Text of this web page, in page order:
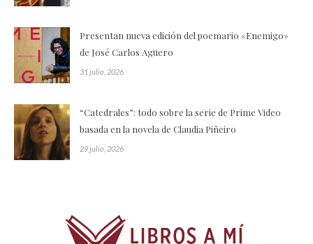
Presentan nueva edición del poemario «Enemigo»
de José Carlos Agüero
31 julio, 2026
“Catedrales”: todo sobre la serie de Prime Video
basada en la novela de Claudia Piñeiro
29 julio, 2026